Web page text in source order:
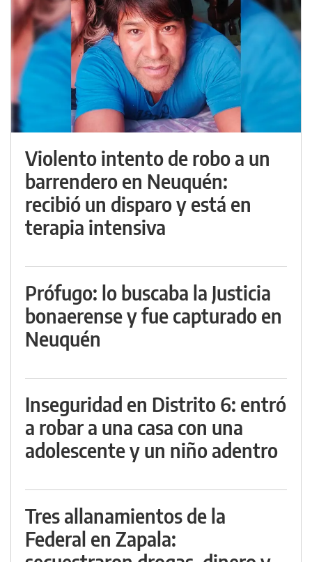
Violento intento de robo a un
barrendero en Neuquén:
recibió un disparo y está en
terapia intensiva
Prófugo: lo buscaba la Justicia
bonaerense y fue capturado en
Neuquén
Inseguridad en Distrito 6: entró
a robar a una casa con una
adolescente y un niño adentro
Tres allanamientos de la
Federal en Zapala: